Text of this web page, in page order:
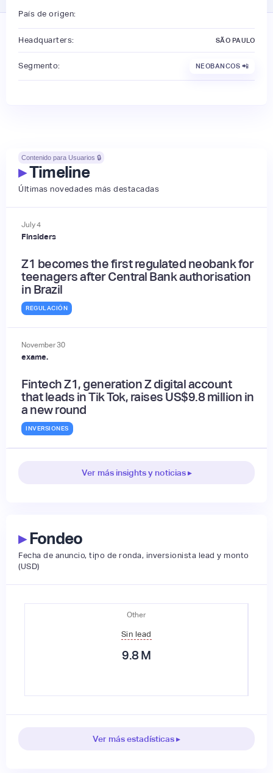
País de origen:
Headquarters: SÃO PAULO
Segmento: NEOBANCOS 📲
Contenido para Usuarios 🔒
▸Timeline
Últimas novedades más destacadas
July4
Finsiders
Z1 becomes the first regulated neobank for
teenagers after Central Bank authorisation
in Brazil
REGULACIÓN
November30
exame.
Fintech Z1, generation Z digital account
that leads in Tik Tok, raises US$9.8 million in
a new round
INVERSIONES
Ver más insights y noticias ▸
▸Fondeo
Fecha de anuncio, tipo de ronda, inversionista lead y monto
(USD)
Other
Sin lead
9.8 M
Ver más estadísticas ▸